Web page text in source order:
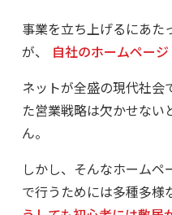
事業を立ち上げるにあた
が、
自社のホームページ
ネットが全盛の現代社会
た営業戦略は欠かせない
ん。
しかし、そんなホーム
で行うためには多種多様